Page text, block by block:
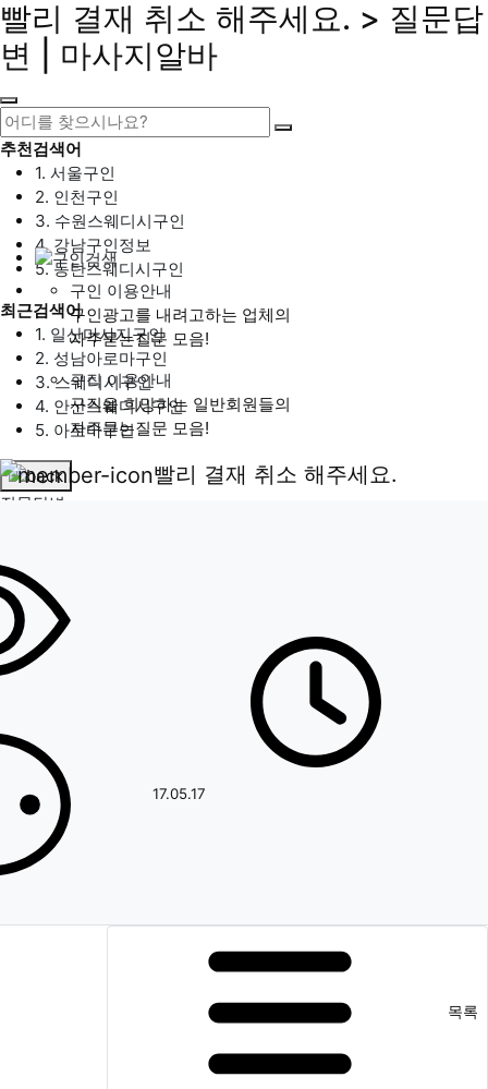
빨리 결재 취소 해주세요. > 질문답
변 | 마사지알바
추천검색어
1. 서울구인
2. 인천구인
3. 수원스웨디시구인
4. 강남구인정보
5. 동탄스웨디시구인
최근검색어
1. 일산마사지구인
2. 성남아로마구인
3. 스웨디시구인
4. 안산스웨디시구인
5. 아로마구인
질문답변
구인 이용안내
구인광고를 내려고하는 업체의
자주묻는질문 모음!
구직 이용안내
구직을 희망하는 일반회원들의
자주묻는질문 모음!
빨리 결재 취소 해주세요.
17.05.17
목록